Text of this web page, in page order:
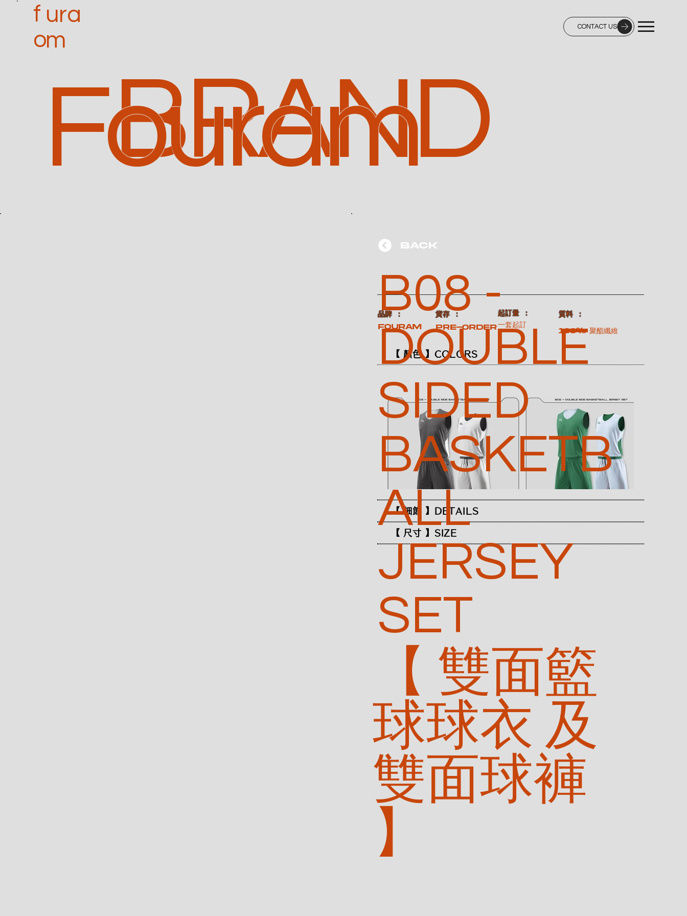
CONTACT US
ura
m
f
o
BRAND
Fouram
【 顏色 】COLORS
【 細節 】DETAILS
【 尺寸 】SIZE
BACK
B08 -
DOUBLE
SIDED
BASKETB
ALL
JERSEY
SET
【 雙面籃
球球衣 及
雙面球褲
】
​品牌 ：
FOURAM
​貨存 ：
Pre-order
​起訂量 ：
一套起訂
​質料 ：
100% 聚酯纖維